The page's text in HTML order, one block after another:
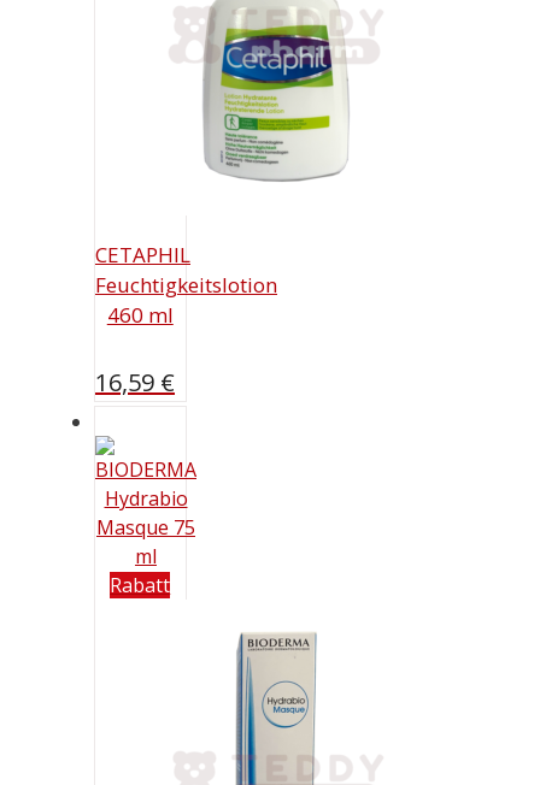
CETAPHIL
Feuchtigkeitslotion
460 ml
16,59 €
Rabatt